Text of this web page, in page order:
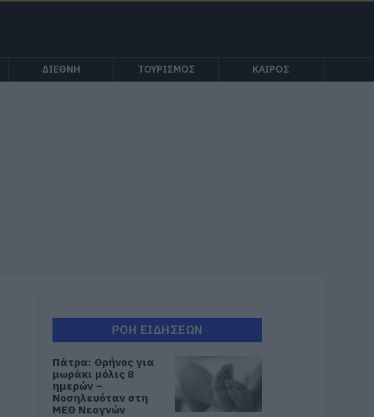
ΔΙΕΘΝΗ ΤΟΥΡΙΣΜΟΣ ΚΑΙΡΟΣ
ΡΟΗ ΕΙΔΗΣΕΩΝ
Πάτρα: Θρήνος για
μωράκι μόλις 8
ημερών –
Νοσηλευόταν στη
ΜΕΘ Νεογνών